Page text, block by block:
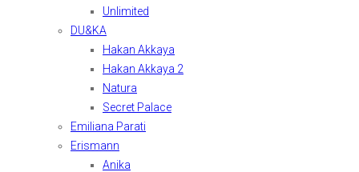
Unlimited
DU&KA
Hakan Akkaya
Hakan Akkaya 2
Natura
Secret Palace
Emiliana Parati
Erismann
Anika